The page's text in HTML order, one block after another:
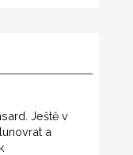
Ještě v
a